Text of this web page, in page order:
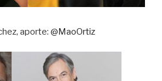
aporte:@MaoOrtiz